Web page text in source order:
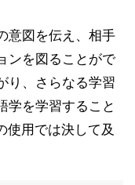
意図を伝え、相手
ンを図ることがで
り、さらなる学習
学を学習すること
使用では決して及